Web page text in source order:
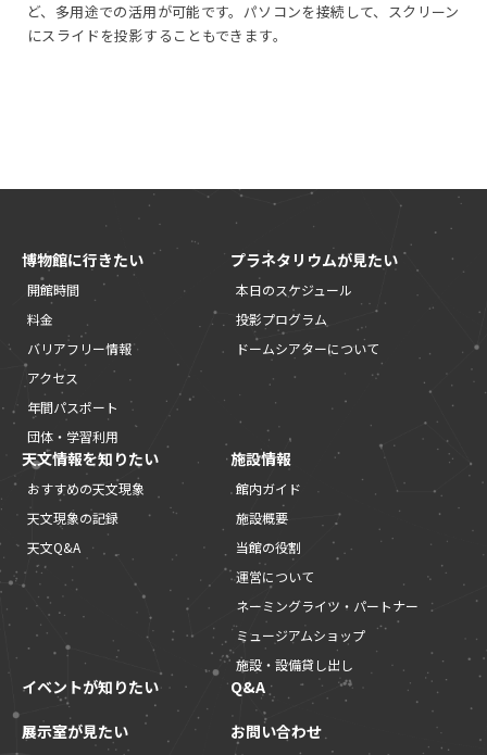
ど、多用途での活用が可能です。パソコンを接続して、スクリーン
にスライドを投影することもできます。
博物館に行きたい
開館時間
料金
バリアフリー情報
アクセス
年間パスポート
団体・学習利用
プラネタリウムが見たい
本日のスケジュール
投影プログラム
ドームシアターについて
天文情報を知りたい
おすすめの天文現象
天文現象の記録
天文Q&A
施設情報
館内ガイド
施設概要
当館の役割
運営について
ネーミングライツ・パートナー
ミュージアムショップ
施設・設備貸し出し
イベントが知りたい
展示室が見たい
Q&A
お問い合わせ